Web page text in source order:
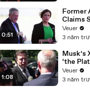
Bris)
Best
ballad
Cover
0:51
Former
Claims
Was
Make a
Trump
Veuer
3 năm
1:08
Musk’s
‘the
With the
Largest
Veuer
3 năm